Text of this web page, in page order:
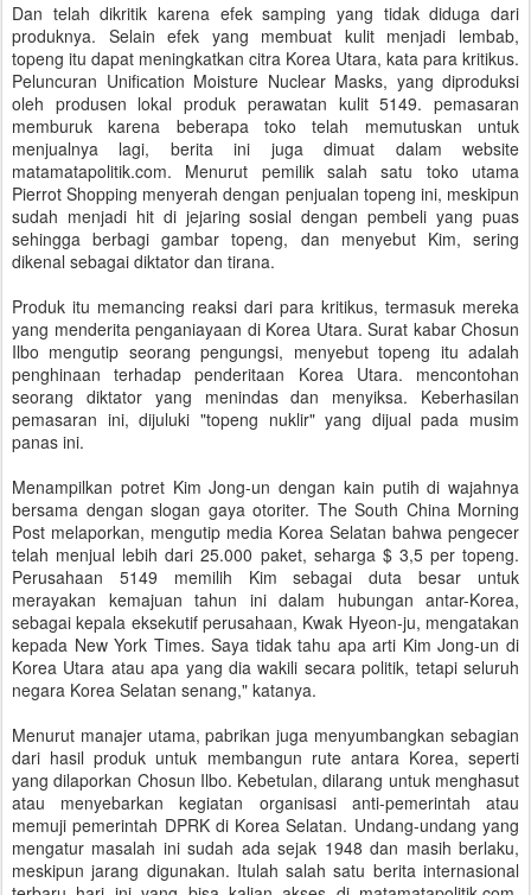
Dan telah dikritik karena efek samping yang tidak diduga dari
produknya. Selain efek yang membuat kulit menjadi lembab,
topeng itu dapat meningkatkan citra Korea Utara, kata para kritikus.
Peluncuran Unification Moisture Nuclear Masks, yang diproduksi
oleh produsen lokal produk perawatan kulit 5149. pemasaran
memburuk karena beberapa toko telah memutuskan untuk
menjualnya lagi, berita ini juga dimuat dalam website
matamatapolitik.com. Menurut pemilik salah satu toko utama
Pierrot Shopping menyerah dengan penjualan topeng ini, meskipun
sudah menjadi hit di jejaring sosial dengan pembeli yang puas
sehingga berbagi gambar topeng, dan menyebut Kim, sering
dikenal sebagai diktator dan tirana.
Produk itu memancing reaksi dari para kritikus, termasuk mereka
yang menderita penganiayaan di Korea Utara. Surat kabar Chosun
Ilbo mengutip seorang pengungsi, menyebut topeng itu adalah
penghinaan terhadap penderitaan Korea Utara. mencontohan
seorang diktator yang menindas dan menyiksa. Keberhasilan
pemasaran ini, dijuluki "topeng nuklir" yang dijual pada musim
panas ini.
Menampilkan potret Kim Jong-un dengan kain putih di wajahnya
bersama dengan slogan gaya otoriter. The South China Morning
Post melaporkan, mengutip media Korea Selatan bahwa pengecer
telah menjual lebih dari 25.000 paket, seharga $ 3,5 per topeng.
Perusahaan 5149 memilih Kim sebagai duta besar untuk
merayakan kemajuan tahun ini dalam hubungan antar-Korea,
sebagai kepala eksekutif perusahaan, Kwak Hyeon-ju, mengatakan
kepada New York Times. Saya tidak tahu apa arti Kim Jong-un di
Korea Utara atau apa yang dia wakili secara politik, tetapi seluruh
negara Korea Selatan senang," katanya.
Menurut manajer utama, pabrikan juga menyumbangkan sebagian
dari hasil produk untuk membangun rute antara Korea, seperti
yang dilaporkan Chosun Ilbo. Kebetulan, dilarang untuk menghasut
atau menyebarkan kegiatan organisasi anti-pemerintah atau
memuji pemerintah DPRK di Korea Selatan. Undang-undang yang
mengatur masalah ini sudah ada sejak 1948 dan masih berlaku,
meskipun jarang digunakan. Itulah salah satu berita internasional